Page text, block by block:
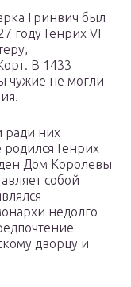
Гринвич был
году Генрих VI
В 1433
чужие не могли
ради них
родился Генрих
Дом Королевы
собой
недолго
дворцу и